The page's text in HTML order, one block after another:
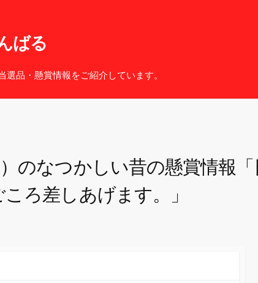
ばる
品・懸賞情報をご紹介しています。
）のなつかしい昔の懸賞情報
ろ差しあげます。」